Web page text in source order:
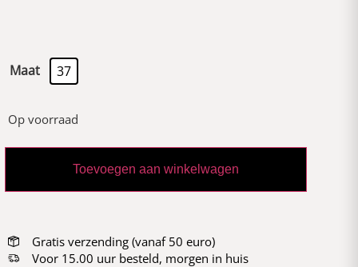
Maat 37
Op voorraad
Toevoegen aan winkelwagen
Gratis verzending (vanaf 50 euro)
Voor 15.00 uur besteld, morgen in huis